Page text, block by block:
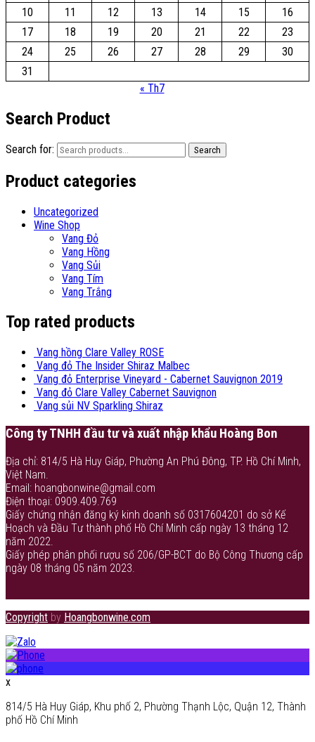
10
11 12 13 14 15
16
17
18 19 20 21 22
23
24
25 26 27 28 29
30
31
« Th7
Search Product
Search for: Search
Product categories
Uncategorized
Wine Shop
Vang Đỏ
Vang Hồng
Vang Sủi
Vang Tím
Vang Trắng
Top rated products
Vang hồng Clare Valley ROSE
Vang đỏ The Insider Shiraz Malbec
Vang đỏ Enterprise Vineyard - Cabernet Sauvignon 2019
Vang đỏ Clare Valley Cabernet Sauvignon
Vang sủi NV Sparkling Shiraz
Công ty TNHH đầu tư và xuất nhập khẩu Hoàng Bon
Địa chỉ: 814/5 Hà Huy Giáp, Phường An Phú Đông, TP. Hồ Chí Minh,
Việt Nam.
Email: hoangbonwine@gmail.com
Điện thoại: 0909.409.769
Giấy chứng nhận đăng ký kinh doanh số 0317604201 do sở Kế
Hoạch và Đầu Tư thành phố Hồ Chí Minh cấp ngày 13 tháng 12
năm 2022.
Giấy phép phân phối rượu số 206/GP-BCT do Bộ Công Thương cấp
ngày 08 tháng 05 năm 2023.
Copyright by Hoangbonwine.com
x
814/5 Hà Huy Giáp, Khu phố 2, Phường Thạnh Lộc, Quận 12, Thành
phố Hồ Chí Minh